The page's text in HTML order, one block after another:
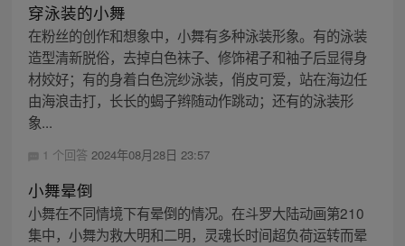
穿泳装的小舞
在粉丝的创作和想象中，小舞有多种泳装形象。有的泳装
造型清新脱俗，去掉白色袜子、修饰裙子和袖子后显得身
材姣好；有的身着白色浣纱泳装，俏皮可爱，站在海边任
由海浪击打，长长的蝎子辫随动作跳动；还有的泳装形
象...
1 个回答 2024年08月28日 23:57
小舞晕倒
小舞在不同情境下有晕倒的情况。在斗罗大陆动画第210
集中，小舞为救大明和二明，灵魂长时间超负荷运转而晕